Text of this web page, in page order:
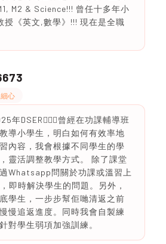
M2 & Science!!! 曾任十多年小
授《英文,數學》!!! 現在是全職
細心
年DSER🙋🏻‍♀️曾經在功課輔導班
導小學生，明白如何有效率地
內容，我會根據不同學生的學
靈活調整教學方式。 除了課堂
Whatsapp問關於功課或溫習上
即時解決學生的問題。另外，
學生，一步步幫佢哋清返之前
慢追返進度。同時我會自製練
對學生弱項加強訓練。